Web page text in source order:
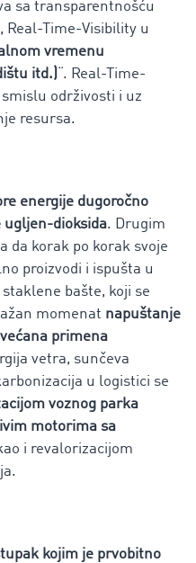
sa transparentnošću
Real-Time-Visibility u
vremenu
itd.) “. Real-Time-
održivosti i uz
resursa.
energije dugoročno
ugljen-dioksida. Drugim
da korak po korak svoje
proizvodi i ispušta u
bašte, koji se
momenat napuštanje
primena
vetra, sunčeva
u logistici se
voznog parka
motorima sa
i revalorizacijom
kojim je prvobitno